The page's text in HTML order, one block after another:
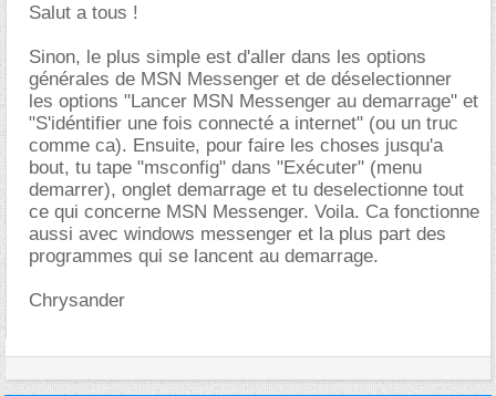
Salut a tous !
Sinon, le plus simple est d'aller dans les options
générales de MSN Messenger et de déselectionner
les options "Lancer MSN Messenger au demarrage" et
"S'idéntifier une fois connecté a internet" (ou un truc
comme ca). Ensuite, pour faire les choses jusqu'a
bout, tu tape "msconfig" dans "Exécuter" (menu
demarrer), onglet demarrage et tu deselectionne tout
ce qui concerne MSN Messenger. Voila. Ca fonctionne
aussi avec windows messenger et la plus part des
programmes qui se lancent au demarrage.
Chrysander